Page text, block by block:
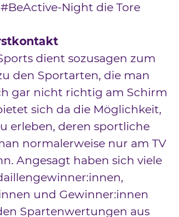
Night die Tore
dient sozusagen zum
den Sportarten, die man
gar nicht richtig am Schirm
sich da die Möglichkeit,
erleben, deren sportliche
normalerweise nur am TV
Angesagt haben sich viele
und Gewinner:innen
Spartenwertungen aus